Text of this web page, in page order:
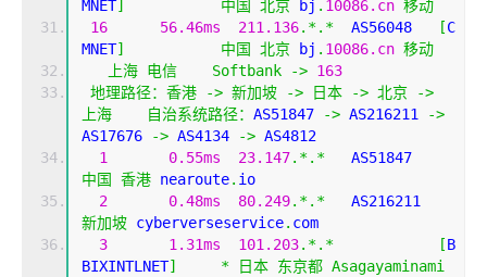
MNET] 中国 北京 bj . 10086.cn 移动
16
56.46ms 211.136.*.*
  AS56048
[C
MNET] 中国 北京 bj . 10086.cn 移动
上海 电信 Softbank -> 163
地理路径：香港
-> 新加坡 -> 日本 -> 北京
->
上海
自治系统路径： AS51847 -> AS216211
->
AS17676
-> AS4134 -> AS4812
1
0.55ms 23.147.*.*
中国
香港 nearoute. io
2
0.48ms 80.249.*.*
新加坡 cyberverseservice. com
3
1.31ms 101.203.*.* [B
BIXINTLNET] * 日本 东京都 Asagayaminami